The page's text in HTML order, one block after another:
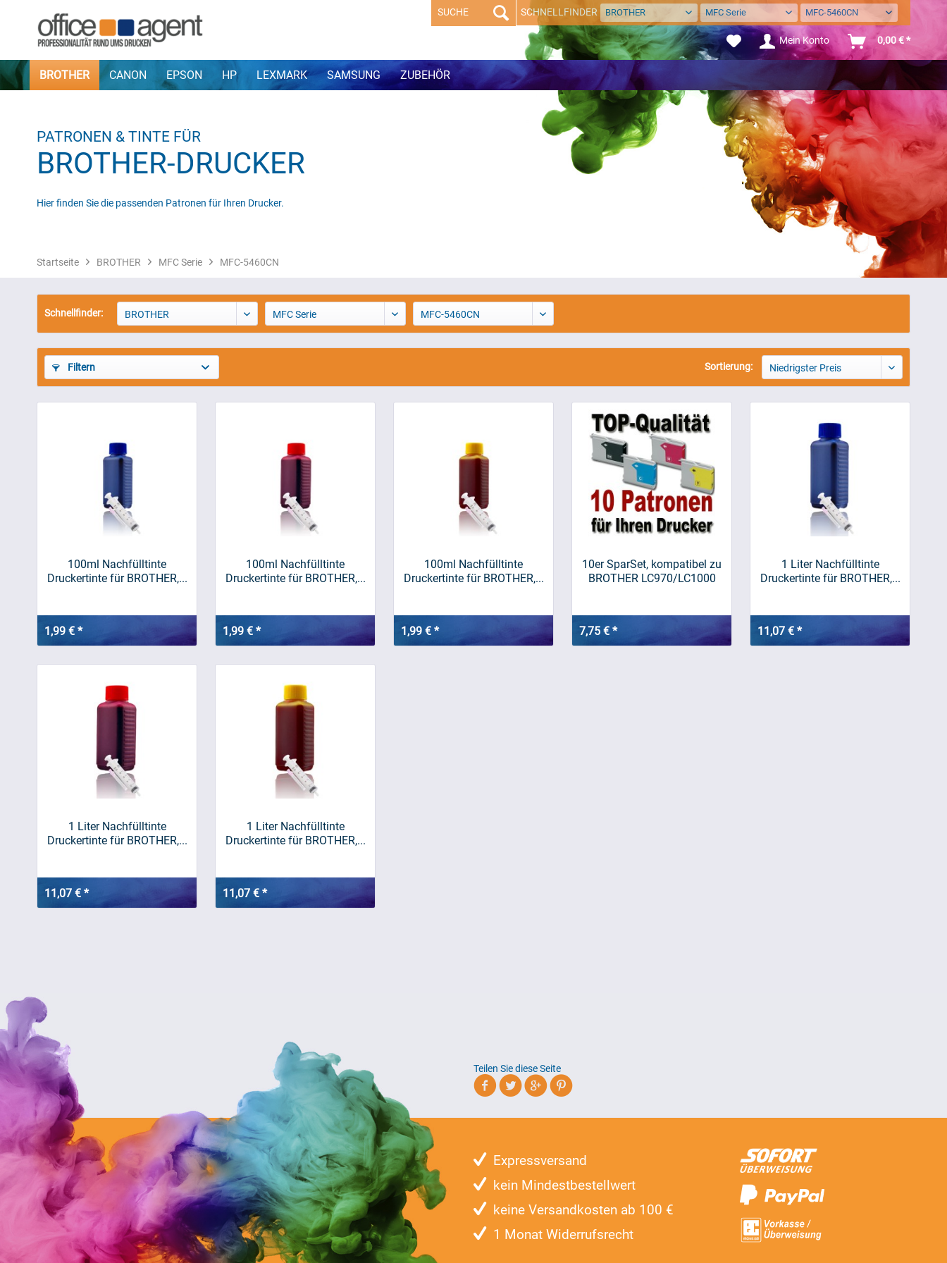
SCHNELLFINDER BROTHER MFC Serie MFC-5460CN
Mein Konto 0,00 € *
BROTHER CANON EPSON HP LEXMARK SAMSUNG ZUBEHÖR
PATRONEN & TINTE FÜR
BROTHER-DRUCKER
Hier finden Sie die passenden Patronen für Ihren Drucker.
Startseite BROTHER MFC Serie MFC-5460CN
Schnellfinder: BROTHER MFC Serie MFC-5460CN
Filtern Sortierung: Niedrigster Preis
100ml Nachfülltinte
Druckertinte für BROTHER,...
1,99 € *
100ml Nachfülltinte
Druckertinte für BROTHER,...
1,99 € *
100ml Nachfülltinte
Druckertinte für BROTHER,...
1,99 € *
10er SparSet, kompatibel zu
BROTHER LC970/LC1000
7,75 € *
1 Liter Nachfülltinte
Druckertinte für BROTHER,...
11,07 € *
1 Liter Nachfülltinte
Druckertinte für BROTHER,...
11,07 € *
1 Liter Nachfülltinte
Druckertinte für BROTHER,...
11,07 € *
Teilen Sie diese Seite
Expressversand
kein Mindestbestellwert
keine Versandkosten ab 100 €
1 Monat Widerrufsrecht